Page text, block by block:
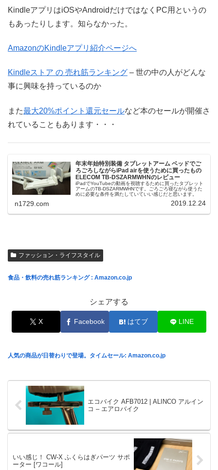
KindleアプリはiOSやAndroidだけではなくPC用というの
もあったりします。知らなかった。
AmazonのKindleアプリ紹介ページへ
Kindleストア の 売れ筋ランキング – 世の中の人がどんな
事に興味を持っているのか
また最大20%ポイント還元セールなど本のセールが開催さ
れていることもあります・・・
年末年始特別装備 タブレットアーム ベッドでご
ろごろしながらiPad airを使うために買ったもの
ELECOM TB-DSZARMWHNのレビュー
iPadでYouTubeの動画を視聴するために買ったタブレット
アームのTB-DSZARMWHNです。ごろごろ寝ながら使うた
めに必要な条件を満たしていていい感じだと思います。
n1729.com 2019.12.24
ファッション・ライフスタイル
食品・飲料の売れ筋ランキング : Amazon.co.jp
シェアする
X Facebook はてブ LINE
人気の商品が日替わりで登場。タイムセール: Amazon.co.jp
エコバイク AFB7012 | ALINCO アルイン
コ – エアロバイク
いい感じ！ CW-X ふくらはぎパーツ サポ
ーター [ワコール]